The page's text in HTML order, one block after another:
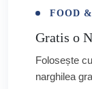
FOOD
Gratis o
Folosește
narghilea